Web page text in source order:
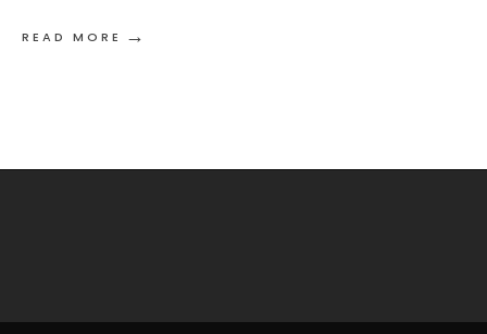
READ MORE →